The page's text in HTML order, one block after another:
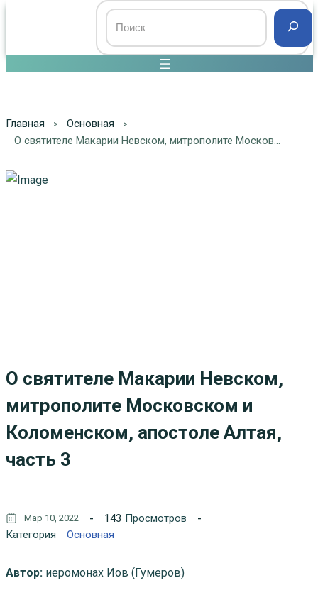
Главная
Основная
О святителе Макарии Невском, митрополите Московском и Коломенском, апостоле Алтая, часть 3
О святителе Макарии Невском,
митрополите Московском и
Коломенском, апостоле Алтая,
часть 3
Мар 10, 2022 143 Просмотров
Категория
Основная
Автор: иеромонах Иов (Гумеров)